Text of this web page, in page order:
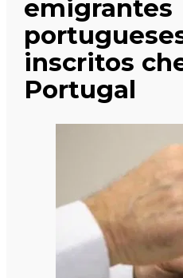
emigrantes
inscritos
Portugal